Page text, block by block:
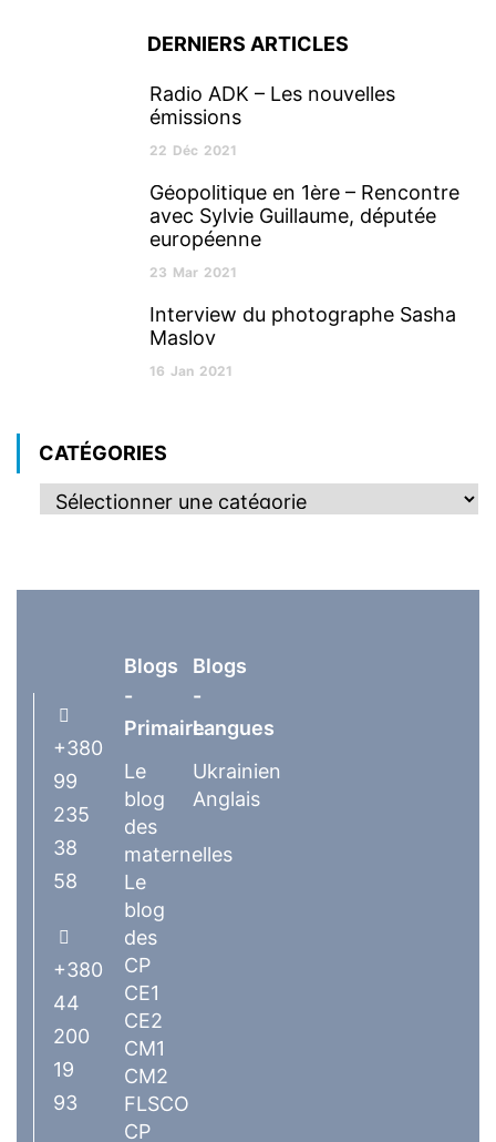
DERNIERS ARTICLES
Radio ADK – Les nouvelles
émissions
22 Déc 2021
Géopolitique en 1ère – Rencontre
avec Sylvie Guillaume, députée
européenne
23 Mar 2021
Interview du photographe Sasha
Maslov
16 Jan 2021
CATÉGORIES
+380
99
235
38
58
+380
44
200
19
93
Blogs
-
Primaire
Le
blog
des
maternelles
Le
blog
des
CP
CE1
CE2
CM1
CM2
FLSCO
CP
Blogs
-
Langues
Ukrainien
Anglais